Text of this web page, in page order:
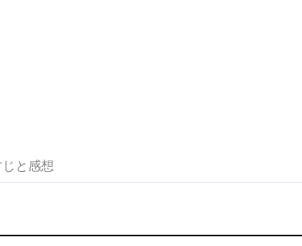
と感想